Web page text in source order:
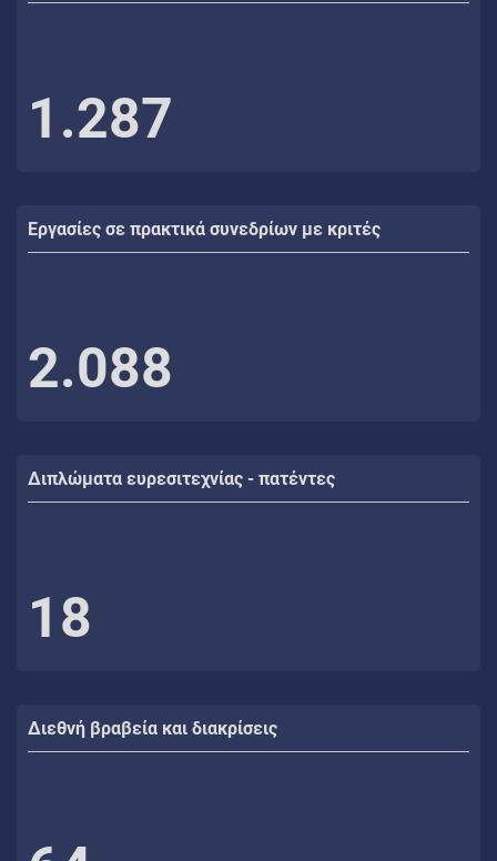
1.287
Εργασίες σε πρακτικά συνεδρίων με κριτές
2.088
Διπλώματα ευρεσιτεχνίας - πατέντες
18
Διεθνή βραβεία και διακρίσεις